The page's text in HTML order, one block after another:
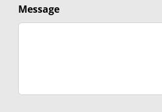
Message